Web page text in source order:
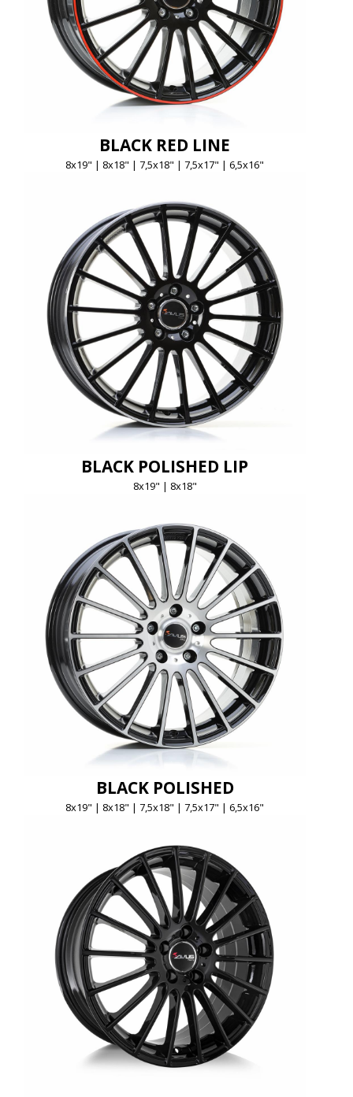
BLACK RED LINE
8x19" | 8x18" | 7,5x18" | 7,5x17" | 6,5x16"
BLACK POLISHED LIP
8x19" | 8x18"
BLACK POLISHED
8x19" | 8x18" | 7,5x18" | 7,5x17" | 6,5x16"